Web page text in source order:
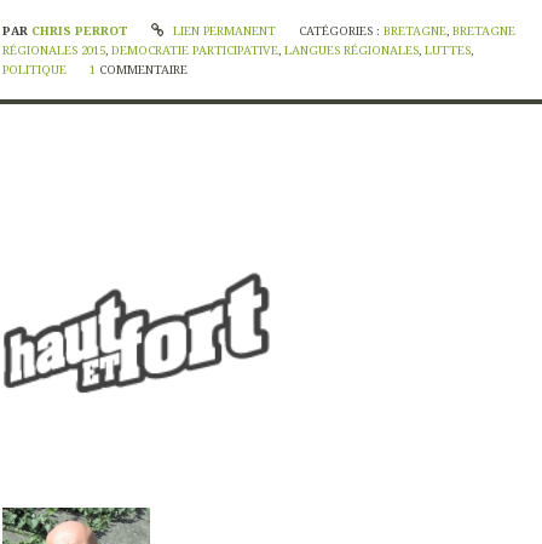
PAR CHRIS PERROT LIEN PERMANENT CATÉGORIES :BRETAGNE,BRETAGNE
RÉGIONALES 2015, DEMOCRATIE PARTICIPATIVE, LANGUES RÉGIONALES, LUTTES,
POLITIQUE
1 COMMENTAIRE